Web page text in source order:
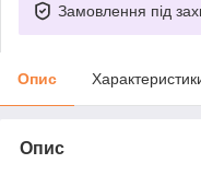
Замовлення під
Опис
Опис